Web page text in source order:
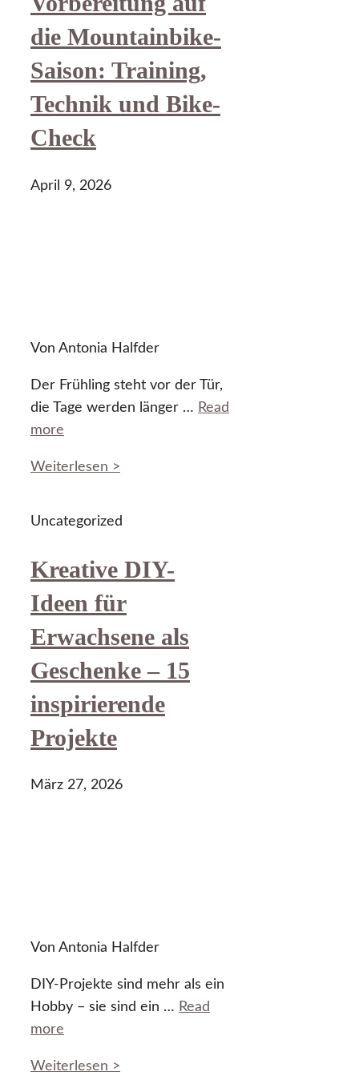
die Mountainbike-
Saison: Training,
Technik und Bike-
Check
April 9, 2026
Von Antonia Halfder
Der Frühling steht vor der Tür,
die Tage werden länger … Read
more
Weiterlesen >
Uncategorized
Kreative DIY-
Ideen für
Erwachsene als
Geschenke – 15
inspirierende
Projekte
März 27, 2026
Von Antonia Halfder
DIY-Projekte sind mehr als ein
Hobby – sie sind ein … Read
more
Weiterlesen >